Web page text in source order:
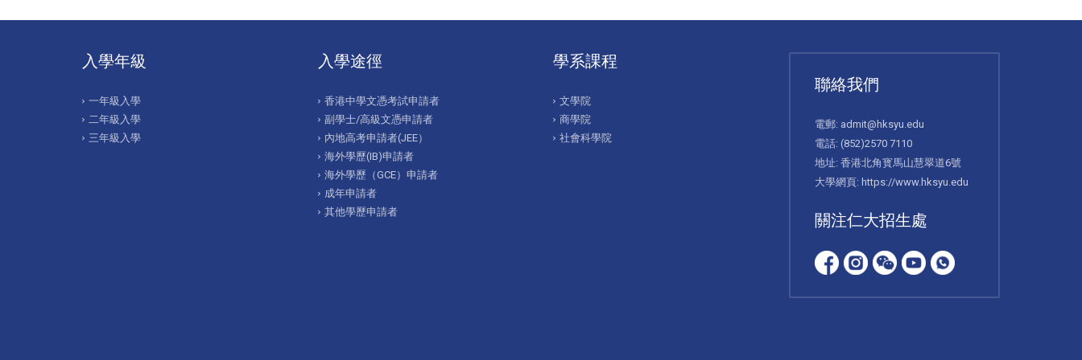
入學年級
一年級入學
二年級入學
三年級入學
入學途徑
香港中學文憑考試申請者
副學士/高級文憑申請者
內地高考申請者(JEE）
海外學歷(IB)申請者
海外學歷（GCE）申請者
成年申請者
其他學歷申請者
學系課程
文學院
商學院
社會科學院
聯絡我們
電郵: admit@hksyu.edu
電話: (852)2570 7110
地址: 香港北角寳馬山慧翠道6號
大學網頁: https://www.hksyu.edu
關注仁大招生處